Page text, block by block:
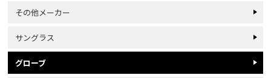
その他メーカー
サングラス
グローブ